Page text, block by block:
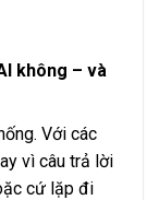
không – và
Với các
vì câu trả lời
cứ lặp đi